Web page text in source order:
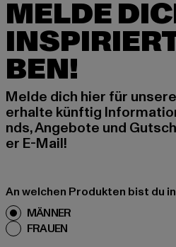
MELDE
BEN!
Melde dich hier für
erhalte künftig
nds, Angebote und
er E-Mail!
An welchen Produkten bist du
MÄNNER
FRAUEN